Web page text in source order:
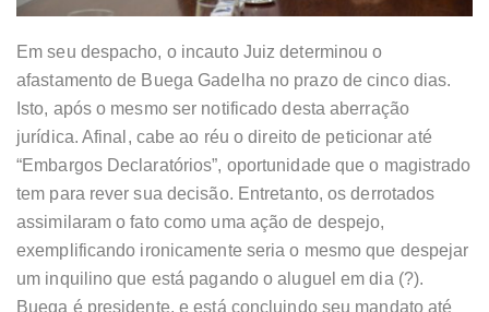
Em seu despacho, o incauto Juiz determinou o
afastamento de Buega Gadelha no prazo de cinco dias.
Isto, após o mesmo ser notificado desta aberração
jurídica. Afinal, cabe ao réu o direito de peticionar até
“Embargos Declaratórios”, oportunidade que o magistrado
tem para rever sua decisão. Entretanto, os derrotados
assimilaram o fato como uma ação de despejo,
exemplificando ironicamente seria o mesmo que despejar
um inquilino que está pagando o aluguel em dia (?).
Buega é presidente, e está concluindo seu mandato até